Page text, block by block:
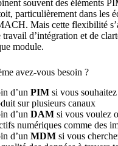
souvent des éléments
particulièrement dans les
Mais cette flexibilité
travail d’intégration et de
module.
avez-vous besoin ?
d’un PIM si vous
sur plusieurs canaux
d’un DAM si vous voulez
numériques comme des
d’un MDM si vous